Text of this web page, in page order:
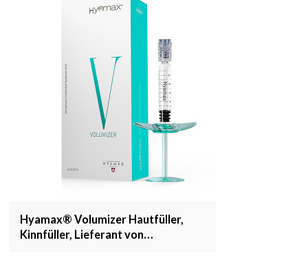
Hyamax® Volumizer Hautfüller,
Kinnfüller, Lieferant von